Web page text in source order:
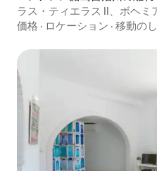
ラス・ティエラス II、ボヘ
アパートメント
価格 · ロケーション · 移動の